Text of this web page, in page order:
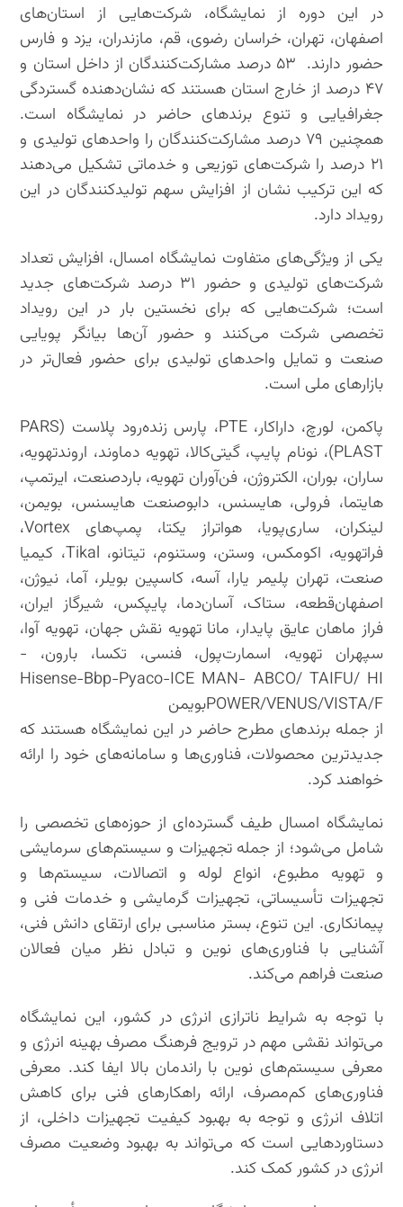
در این دوره از نمایشگاه، شرکت‌هایی از استان‌های
اصفهان، تهران، خراسان رضوی، قم، مازندران، یزد و فارس
حضور دارند. ۵۳ درصد مشارکت‌کنندگان از داخل استان و
۴۷ درصد از خارج استان هستند که نشان‌دهنده گستردگی
جغرافیایی و تنوع برندهای حاضر در نمایشگاه است.
همچنین ۷۹ درصد مشارکت‌کنندگان را واحدهای تولیدی و
۲۱ درصد را شرکت‌های توزیعی و خدماتی تشکیل می‌دهند
که این ترکیب نشان از افزایش سهم تولیدکنندگان در این
رویداد دارد.
یکی از ویژگی‌های متفاوت نمایشگاه امسال، افزایش تعداد
شرکت‌های تولیدی و حضور ۳۱ درصد شرکت‌های جدید
است؛ شرکت‌هایی که برای نخستین بار در این رویداد
تخصصی شرکت می‌کنند و حضور آن‌ها بیانگر پویایی
صنعت و تمایل واحدهای تولیدی برای حضور فعال‌تر در
بازارهای ملی است.
پاکمن، لورچ، داراکار، PTE، پارس زنده‌رود پلاست (PARS
PLAST)، نونام پایپ، گیتی‌کالا، تهویه دماوند، اروندتهویه،
ساران، بوران، الکتروژن، فن‌آوران تهویه، باردصنعت، ایرتمپ،
هایتما، فرولی، هایسنس، دابوصنعت هایسنس، بویمن،
لینکران، ساری‌پویا، هواتراز یکتا، پمپ‌های Vortex،
فراتهویه، اکومکس، وستن، وستنوم، تیتانو، Tikal، کیمیا
صنعت، تهران پلیمر یارا، آسه، کاسپین بویلر، آما، نیوژن،
اصفهان‌قطعه، ستاک، آسان‌دما، پایپکس، شیرگاز ایران،
فراز ماهان عایق پایدار، مانا تهویه نقش جهان، تهویه آوا،
سپهران تهویه، اسمارت‌پول، فنسی، تکسا، بارون، -
Hisense-Bbp-Pyaco-ICE MAN- ABCO/ TAIFU/ HI
POWER/VENUS/VISTA/Fبویمن
از جمله برندهای مطرح حاضر در این نمایشگاه هستند که
جدیدترین محصولات، فناوری‌ها و سامانه‌های خود را ارائه
خواهند کرد.
نمایشگاه امسال طیف گسترده‌ای از حوزه‌های تخصصی را
شامل می‌شود؛ از جمله تجهیزات و سیستم‌های سرمایشی
و تهویه مطبوع، انواع لوله و اتصالات، سیستم‌ها و
تجهیزات تأسیساتی، تجهیزات گرمایشی و خدمات فنی و
پیمانکاری. این تنوع، بستر مناسبی برای ارتقای دانش فنی،
آشنایی با فناوری‌های نوین و تبادل نظر میان فعالان
صنعت فراهم می‌کند.
با توجه به شرایط ناترازی انرژی در کشور، این نمایشگاه
می‌تواند نقشی مهم در ترویج فرهنگ مصرف بهینه انرژی و
معرفی سیستم‌های نوین با راندمان بالا ایفا کند. معرفی
فناوری‌های کم‌مصرف، ارائه راهکارهای فنی برای کاهش
اتلاف انرژی و توجه به بهبود کیفیت تجهیزات داخلی، از
دستاوردهایی است که می‌تواند به بهبود وضعیت مصرف
انرژی در کشور کمک کند.